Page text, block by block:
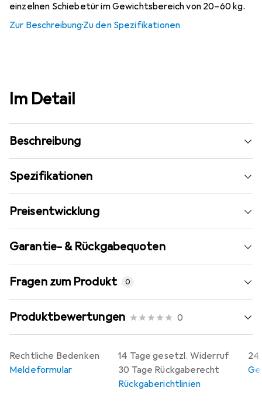
einzelnen Schiebetür im Gewichtsbereich von 20–60 kg.
Zur Beschreibung·Zu den Spezifikationen
Im Detail
Beschreibung
Spezifikationen
Preisentwicklung
Garantie- & Rückgabequoten
Fragen zum Produkt 0
Produktbewertungen 0
14 Tage gesetzl. Widerruf
30 Tage Rückgaberecht
Rückgaberichtlinien
24
Rechtliche Bedenken
Meldeformular